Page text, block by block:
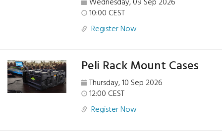
10:00 CEST
Register Now
Peli Rack Mount Cases
Thursday, 10 Sep 2026
12:00 CEST
Register Now